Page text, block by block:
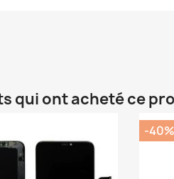
qui ont acheté ce
-40%